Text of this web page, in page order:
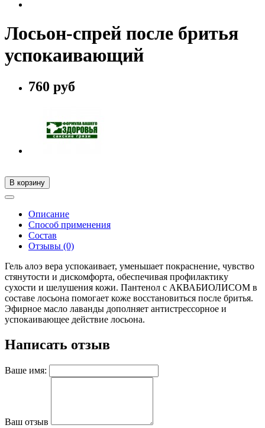
Лосьон-спрей после бритья
успокаивающий
760 руб
В корзину
Описание
Способ применения
Состав
Отзывы (0)
Гель алоэ вера успокаивает, уменьшает покраснение, чувство
стянутости и дискомфорта, обеспечивая профилактику
сухости и шелушения кожи. Пантенол с АКВАБИОЛИСОМ в
составе лосьона помогает коже восстановиться после бритья.
Эфирное масло лаванды дополняет антистрессорное и
успокаивающее действие лосьона.
Написать отзыв
Ваше имя:
Ваш отзыв